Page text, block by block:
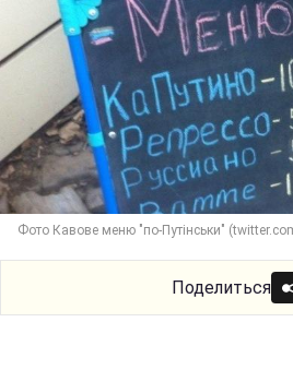
Фото Кавове меню "по-Путінськи"
Поделиться